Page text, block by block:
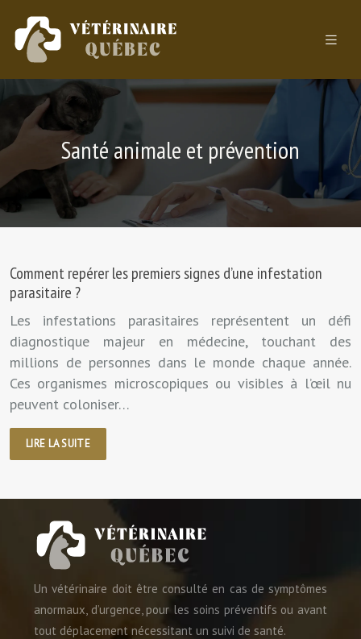
Santé animale et prévention
Comment repérer les premiers signes d’une infestation
parasitaire ?
Les infestations parasitaires représentent un défi
diagnostique majeur en médecine, touchant des
millions de personnes dans le monde chaque année.
Ces organismes microscopiques ou visibles à l’œil nu
peuvent coloniser…
LIRE LA SUITE
Un vétérinaire doit être consulté en cas de symptômes
anormaux, d’urgence, pour les soins préventifs ou avant
tout déplacement nécessitant un suivi de santé.